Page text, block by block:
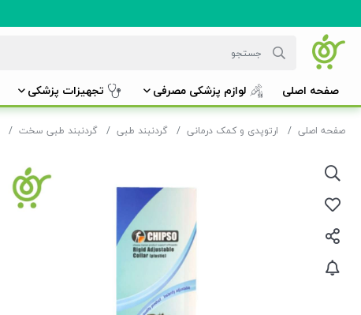
صفحه اصلی لوازم پزشکی مصرفی تجهیزات پزشکی
صفحه اصلی ارتوپدی و کمک درمانی گردنبند طبی گردنبند طبی سخت